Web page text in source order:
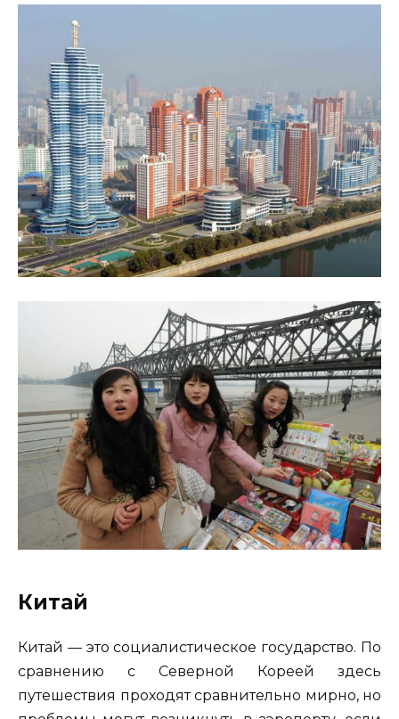
Китай
Китай — это социалистическое государство. По
сравнению с Северной Кореей здесь
путешествия проходят сравнительно мирно, но